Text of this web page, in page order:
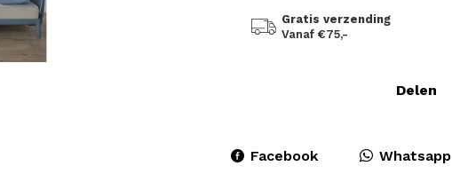
Gratis verzending
Vanaf €75,-
Delen
Facebook Whatsapp